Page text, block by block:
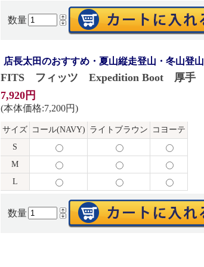
数量
店長太田のおすすめ・夏山縦走登山・冬山登
FITS フィッツ Expedition Boot 厚手
7,920円
(本体価格:7,200円)
サイズ コール(NAVY) ライトブラウン
コヨーテ
S
M
L
数量